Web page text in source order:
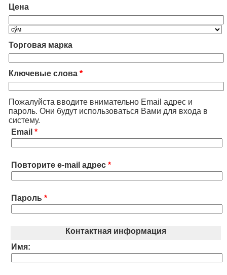
Цена
Торговая марка
Ключевые слова *
Пожалуйста вводите внимательно Email адрес и
пароль. Они будут использоваться Вами для входа в
систему.
Email *
Повторите e-mail адрес *
Пароль *
Контактная информация
Имя: